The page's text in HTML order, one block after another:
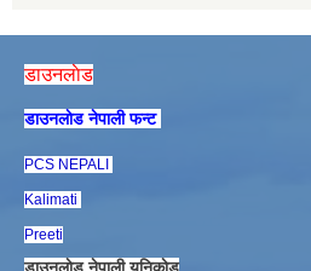
डाउनलाेड
डाउनलाेड नेपाली फन्ट
PCS NEPALI
Kalimati
Preeti
डाउनलाेड नेपाली युनिकाेड